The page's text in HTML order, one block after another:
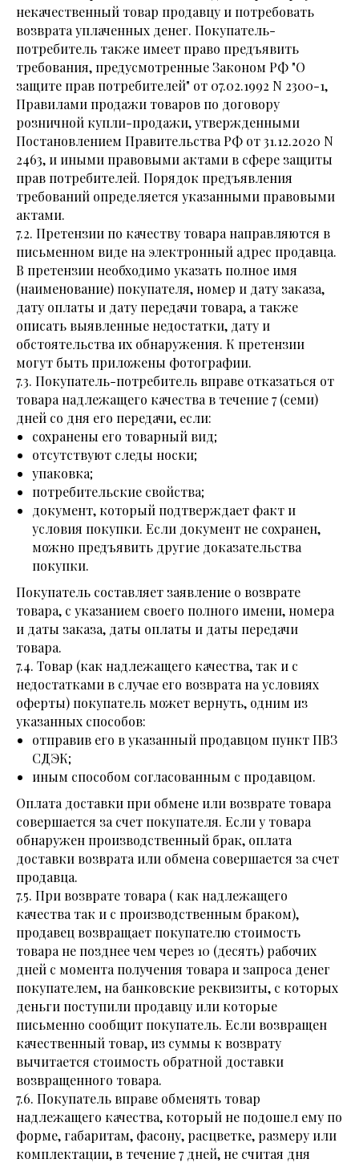
некачественный товар продавцу и потребовать
возврата уплаченных денег. Покупатель-
потребитель также имеет право предъявить
требования, предусмотренные Законом РФ "О
защите прав потребителей" от 07.02.1992 N 2300-1,
Правилами продажи товаров по договору
розничной купли-продажи, утвержденными
Постановлением Правительства РФ от 31.12.2020 N
2463, и иными правовыми актами в сфере защиты
прав потребителей. Порядок предъявления
требований определяется указанными правовыми
актами.
7.2. Претензии по качеству товара направляются в
письменном виде на электронный адрес продавца.
В претензии необходимо указать полное имя
(наименование) покупателя, номер и дату заказа,
дату оплаты и дату передачи товара, а также
описать выявленные недостатки, дату и
обстоятельства их обнаружения. К претензии
могут быть приложены фотографии.
7.3. Покупатель-потребитель вправе отказаться от
товара надлежащего качества в течение 7 (семи)
дней со дня его передачи, если:
сохранены его товарный вид;
отсутствуют следы носки;
упаковка;
потребительские свойства;
документ, который подтверждает факт и
условия покупки. Если документ не сохранен,
можно предъявить другие доказательства
покупки.
Покупатель составляет заявление о возврате
товара, с указанием своего полного имени, номера
и даты заказа, даты оплаты и даты передачи
товара.
7.4. Товар (как надлежащего качества, так и с
недостатками в случае его возврата на условиях
оферты) покупатель может вернуть, одним из
указанных способов:
отправив его в указанный продавцом пункт ПВЗ
СДЭК;
иным способом согласованным с продавцом.
Оплата доставки при обмене или возврате товара
совершается за счет покупателя. Если у товара
обнаружен производственный брак, оплата
доставки возврата или обмена совершается за счет
продавца.
7.5. При возврате товара ( как надлежащего
качества так и с производственным браком),
продавец возвращает покупателю стоимость
товара не позднее чем через 10 (десять) рабочих
дней с момента получения товара и запроса денег
покупателем, на банковские реквизиты, с которых
деньги поступили продавцу или которые
письменно сообщит покупатель. Если возвращен
качественный товар, из суммы к возврату
вычитается стоимость обратной доставки
возвращенного товара.
7.6. Покупатель вправе обменять товар
надлежащего качества, который не подошел ему по
форме, габаритам, фасону, расцветке, размеру или
комплектации, в течение 7 дней, не считая дня